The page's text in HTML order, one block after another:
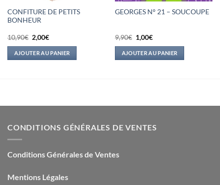
CONFITURE DE PETITS
BONHEUR
10,90€ Le
prix
initial
était :
10,90€.
2,00€Le
actuel
est :
2,00€.
AJOUTER AU PANIER
GEORGES N° 21 – SOUCOUPE
9,90€ Le
prix
initial
était :
9,90€.
1,00€Le
actuel
est :
1,00€.
AJOUTER AU PANIER
CONDITIONS GÉNÉRALES DE VENTES
Conditions Générales de Ventes
Mentions Légales